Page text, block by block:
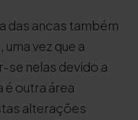
das ancas também
vez que a
se nelas devido a
outra área
alterações